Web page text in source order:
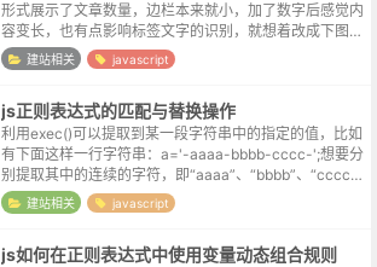
形式展示了文章数量，边栏本来就小，加了数字后感觉内
容变长，也有点影响标签文字的识别，就想着改成下图右
侧的形式。记录一下原来生成含数字标签的代码，方便以
后修改时的查询：<?php ...
建站相关 javascript
js正则表达式的匹配与替换操作
利用exec()可以提取到某一段字符串中的指定的值，比如
有下面这样一行字符串：a='-aaaa-bbbb-cccc-';想要分
别提取其中的连续的字符，即“aaaa”、“bbbb”、“cccc”,
书写正则表达式如下，并利用exec()函...
建站相关 javascript
js如何在正则表达式中使用变量动态组合规则